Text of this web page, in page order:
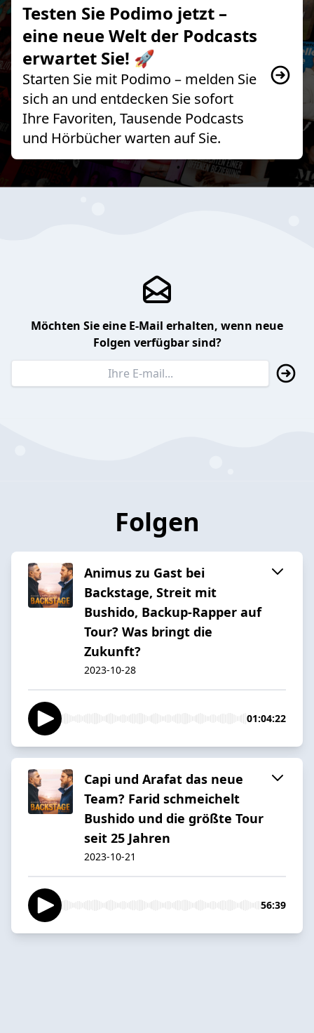
Testen Sie Podimo jetzt –
eine neue Welt der Podcasts
erwartet Sie! 🚀
Starten Sie mit Podimo – melden Sie
sich an und entdecken Sie sofort
Ihre Favoriten, Tausende Podcasts
und Hörbücher warten auf Sie.
Möchten Sie eine E-Mail erhalten, wenn neue
Folgen verfügbar sind?
Folgen
Animus zu Gast bei
Backstage, Streit mit
Bushido, Backup-Rapper auf
Tour? Was bringt die
Zukunft?
2023-10-28
01:04:22
Capi und Arafat das neue
Team? Farid schmeichelt
Bushido und die größte Tour
seit 25 Jahren
2023-10-21
56:39